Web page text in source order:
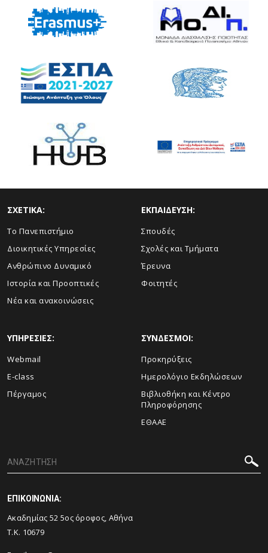
ΣΧΕΤΙΚΑ:
Το Πανεπιστήμιο
Διοικητικές Υπηρεσίες
Ανθρώπινο Δυναμικό
Ιστορία και Προοπτικές
Νέα και ανακοινώσεις
ΕΚΠΑΙΔΕΥΣΗ:
Σπουδές
Σχολές και Τμήματα
Έρευνα
Φοιτητές
ΥΠΗΡΕΣΙΕΣ:
Webmail
E-class
Πέργαμος
ΣΥΝΔΕΣΜΟΙ:
Προκηρύξεις
Ημερολόγιο Εκδηλώσεων
Βιβλιοθήκη και Κέντρο
Πληροφόρησης
ΕΘΑΑΕ
ΕΠΙΚΟΙΝΩΝΙΑ:
Ακαδημίας 52 5ος όροφος, Αθήνα
Τ.Κ. 10679